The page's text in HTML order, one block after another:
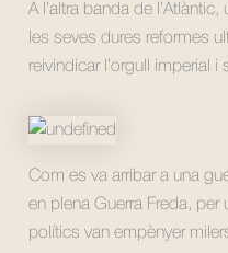
A l’altra banda de
les seves dures reformes
reivindicar l’orgull imperial i
Com es va arribar a una
en plena Guerra Freda,
polítics van empènyer